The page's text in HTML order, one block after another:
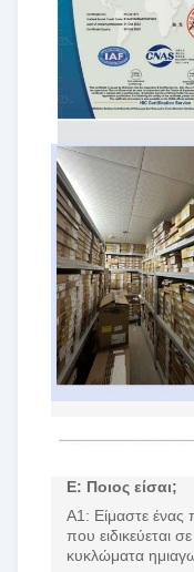
Ε: Ποιος είσαι;
Α1: Είμαστε ένας
που ειδικεύεται
κυκλώματα